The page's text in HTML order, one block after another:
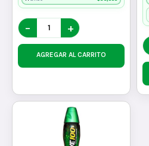
− +
AGREGAR AL CARRITO